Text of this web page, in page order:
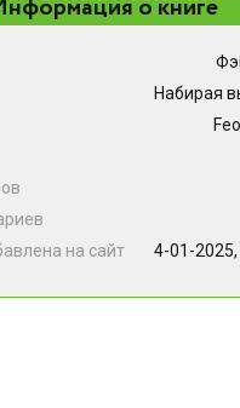
о книге
Набирая
на сайт
4-01-2025,